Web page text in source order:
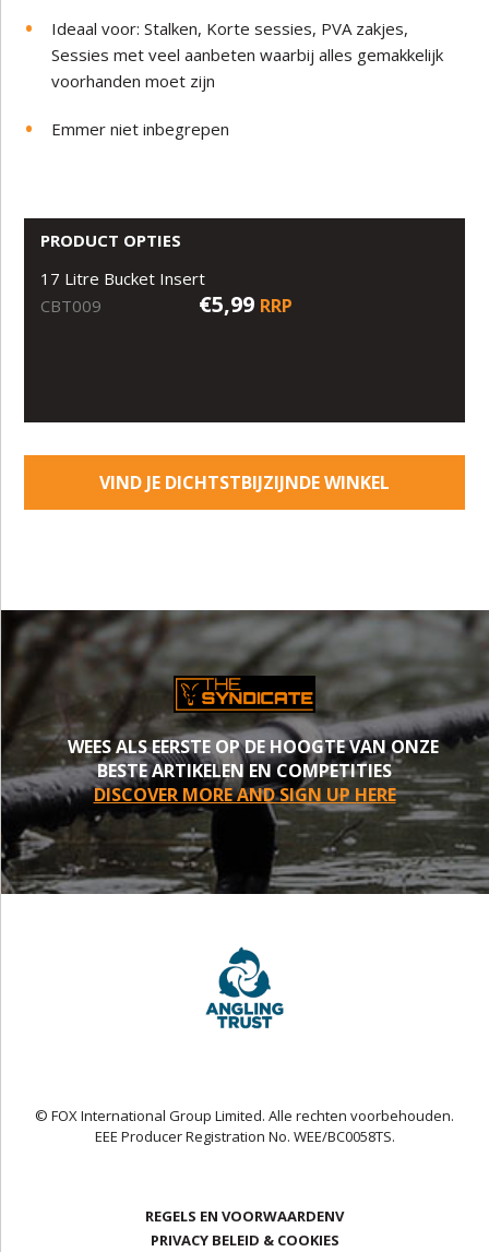
Ideaal voor: Stalken, Korte sessies, PVA zakjes,
Sessies met veel aanbeten waarbij alles gemakkelijk
voorhanden moet zijn
Emmer niet inbegrepen
PRODUCT OPTIES
17 Litre Bucket Insert
CBT009
€5,99 RRP
VIND JE DICHTSTBIJZIJNDE WINKEL
WEES ALS EERSTE OP DE HOOGTE VAN ONZE
BESTE ARTIKELEN EN COMPETITIES
DISCOVER MORE AND SIGN UP HERE
© FOX International Group Limited. Alle rechten voorbehouden.
EEE Producer Registration No. WEE/BC0058TS.
REGELS EN VOORWAARDENV
PRIVACY BELEID & COOKIES